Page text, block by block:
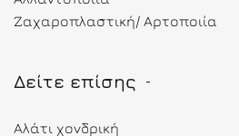
Ζαχαροπλαστική/ Αρτοποιία
Δείτε επίσης
Αλάτι χονδρική